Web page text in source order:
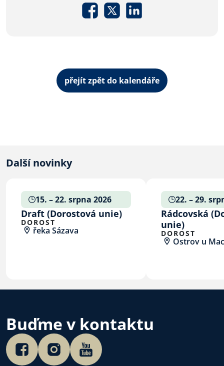
přejít zpět do kalendáře
Další novinky
15. – 22. srpna 2026
Draft (Dorostová unie)
DOROST
řeka Sázava
22. – 29.
Rádcovská
unie)
DOROST
Ostrov u
Buďme v kontaktu